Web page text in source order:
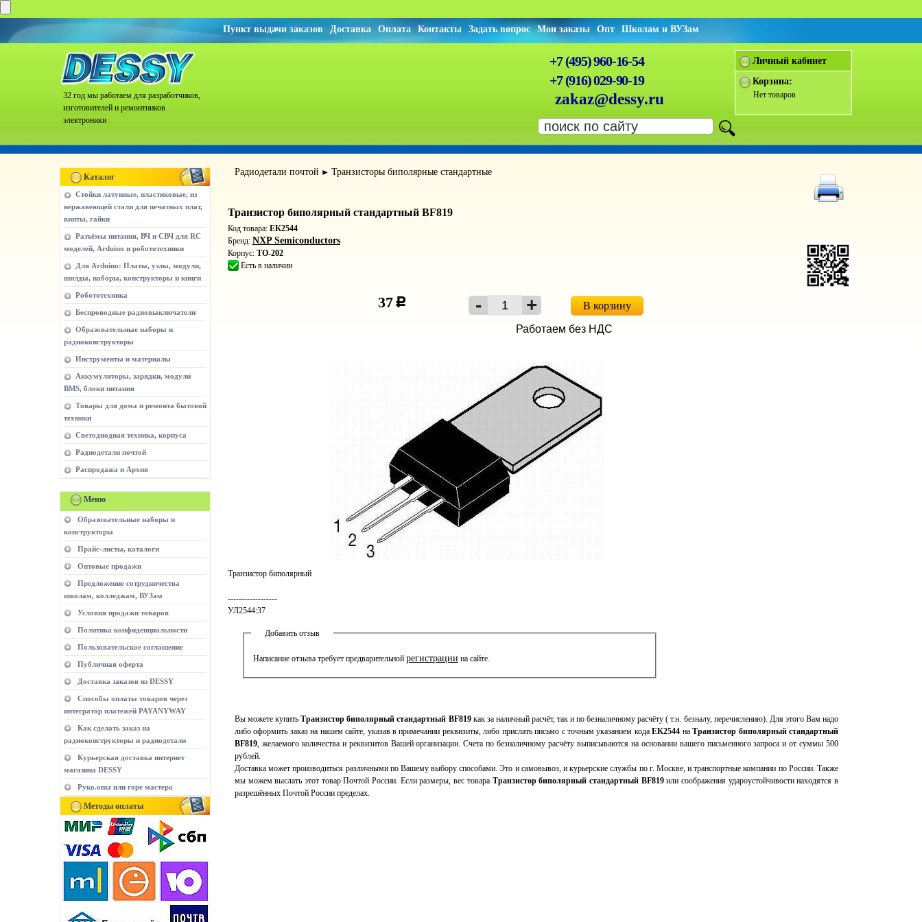
Пункт выдачи заказов Доставка Оплата Контакты Задать вопрос Мои заказы Опт Школам и ВУЗам
32 год мы работаем для разработчиков,
изготовителей и ремонтников
электроники
+7 (495) 960-16-54
+7 (916) 029-90-19
zakaz@dessy.ru
Личный кабинет
Корзина:
Нет товаров
Каталог
Стойки латунные, пластиковые, из
нержавеющей стали для печатных плат,
винты, гайки
Разъёмы питания, ВЧ и СВЧ для RC
моделей, Arduino и робототехники
Для Arduino: Платы, узлы, модули,
шилды, наборы, конструкторы и книги
Робототехника
Беспроводные радиовыключатели
Образовательные наборы и
радиоконструкторы
Инструменты и материалы
Аккумуляторы, зарядки, модули
BMS, блоки питания
Товары для дома и ремонта бытовой
техники
Светодиодная техника, корпуса
Радиодетали почтой
Распродажа и Архив
Меню
Образовательные наборы и
конструкторы
Прайс-листы, каталоги
Оптовые продажи
Предложение сотрудничества
школам, колледжам, ВУЗам
Условия продажи товаров
Политика конфиденциальности
Пользовательское соглашение
Публичная оферта
Доставка заказов из DESSY
Способы оплаты товаров через
интегратор платежей PAYANYWAY
Как сделать заказ на
радиоконструкторы и радиодетали
Курьерская доставка интернет
магазина DESSY
Руко.опы или горе мастера
Методы оплаты
Радиодетали почтой ► Транзисторы биполярные стандартные
Транзистор биполярный стандартный BF819
Код товара: EK2544
Бренд: NXP Semiconductors
Корпус: TO-202
Есть в наличии
37 c
В корзину
Работаем без НДС
Транзистор биполярный
------------------
УЛ2544:37
Добавить отзыв
Написание отзыва требует предварительной регистрации на сайте.
Вы можете купитьТранзистор биполярный стандартный BF819как за наличный расчёт, так и по безналичному расчёту ( т.н. безналу, перечислению). Для этого Вам надо
либо оформить заказ на нашем сайте, указав в примечании реквизиты, либо прислать письмо с точным указанием кодаEK2544 наТранзистор биполярный стандартный
BF819 , желаемого количества и реквизитов Вашей организации. Счета по безналичному расчёту выписываются на основании вашего письменного запроса и от суммы 500
рублей.
Доставка может производиться различными по Вашему выбору способами. Это и самовывоз, и курьерские службы по г. Москве, и транспортные компании по России. Также
мы можем выслать этот товар Почтой России. Если размеры, вес товара Транзистор биполярный стандартный BF819или соображения удароустойчивости находятся в
разрешённых Почтой России пределах.